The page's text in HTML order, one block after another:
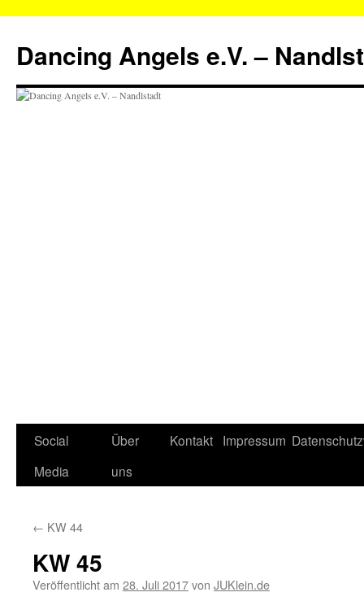
springen
Dancing Angels e.V. –
Social
Media
Über
uns
Kontakt Impressum
← KW 44
KW 45
Veröffentlicht am 28. Juli 2017von JUKlein.de